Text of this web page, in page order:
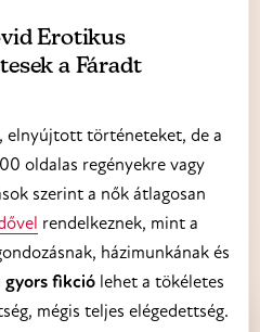
Erotikus
a Fáradt
elnyújtott történeteket, de a
oldalas regényekre vagy
szerint a nők átlagosan
rendelkeznek, mint a
házimunkának és
gyors fikció lehet a tökéletes
mégis teljes elégedettség.